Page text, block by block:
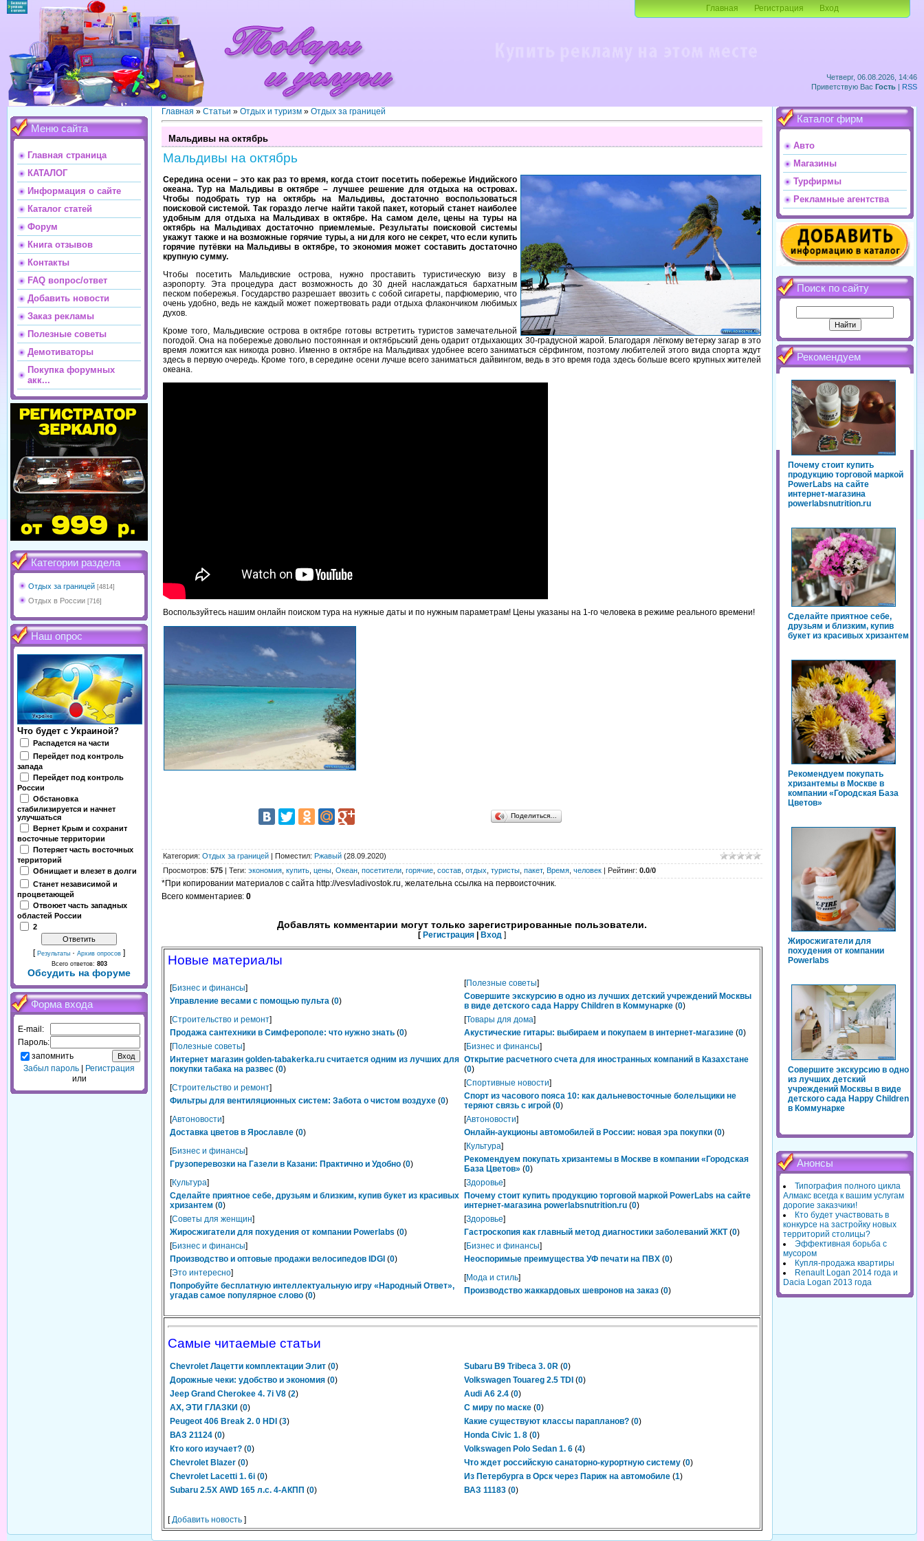
Четверг, 06.08.2026, 14:46
Приветствую Вас Гость | RSS
Главная Регистрация Вход
Меню сайта
Главная страница
КАТАЛОГ
Информация о сайте
Каталог статей
Форум
Книга отзывов
Контакты
FAQ вопрос/ответ
Добавить новости
Заказ рекламы
Полезные советы
Демотиваторы
Покупка форумных
акк...
Категории раздела
Отдых за границей [4814]
Отдых в России [716]
Наш опрос
Что будет с Украиной?
Распадется на части
Перейдет под контроль
запада
Перейдет под контроль
России
Обстановка
стабилизируется и начнет
улучшаться
Вернет Крым и сохранит
восточные территории
Потеряет часть восточных
территорий
Обнищает и влезет в долги
Станет независимой и
процветающей
Отвоюет часть западных
областей России
2
[ Результаты · Архив опросов ]
Всего ответов: 803
Обсудить на форуме
Форма входа
E-mail:
Пароль:
запомнить
Забыл пароль
Регистрация
или
Главная » Статьи » Отдых и туризм » Отдых за границей
Мальдивы на октябрь
Мальдивы на октябрь
Середина осени – это как раз то время, когда стоит посетить побережье Индийского
океана. Тур на Мальдивы в октябре – лучшее решение для отдыха на островах.
Чтобы подобрать тур на октябрь на Мальдивы, достаточно воспользоваться
поисковой системой. Так гораздо легче найти такой пакет, который станет наиболее
удобным для отдыха на Мальдивах в октябре. На самом деле, цены на туры на
октябрь на Мальдивах достаточно приемлемые. Результаты поисковой системы
укажут также и на возможные горячие туры, а ни для кого не секрет, что если купить
горячие путёвки на Мальдивы в октябре, то экономия может составить достаточно
крупную сумму.
Чтобы посетить Мальдивские острова, нужно проставить туристическую визу в
аэропорту. Эта процедура даст возможность до 30 дней наслаждаться бархатным
песком побережья. Государство разрешает ввозить с собой сигареты, парфюмерию, что
очень удобно, ведь не каждый может пожертвовать ради отдыха флакончиком любимых
духов.
Кроме того, Мальдивские острова в октябре готовы встретить туристов замечательной
погодой. Она на побережье довольно постоянная и октябрьский день одарит отдыхающих 30-градусной жарой. Благодаря лёгкому ветерку загар в это
время ложится как никогда ровно. Именно в октябре на Мальдивах удобнее всего заниматься сёрфингом, поэтому любителей этого вида спорта ждут
здесь в первую очередь. Кроме того, в середине осени лучше всего заниматься дайвингом, ведь в это время года здесь больше всего крупных жителей
океана.
Воспользуйтесь нашим онлайн поиском тура на нужные даты и по нужным параметрам! Цены указаны на 1-го человека в режиме реального времени!
Поделиться…
Категория: Отдых за границей | Поместил: Ржавый (28.09.2020)
Просмотров: 575 | Теги: экономия купить цены Океан посетители горячие состав отдых туристы пакет, Время человек | Рейтинг: 0.0/0
*При копировании материалов с сайта http://vesvladivostok.ru, желательна ссылка на первоисточник.
Всего комментариев: 0
Добавлять комментарии могут только зарегистрированные пользователи.
[ Регистрация Вход ]
Новые материалы
[Бизнес и финансы]
Управление весами с помощью пульта (0)
[Полезные советы]
Совершите экскурсию в одно из лучших детский учреждений Москвы
в виде детского сада Happy Children в Коммунарке (0)
[Строительство и ремонт]
Продажа сантехники в Симферополе: что нужно знать (0)
[Товары для дома]
Акустические гитары: выбираем и покупаем в интернет-магазине (0)
[Полезные советы]
Интернет магазин golden-tabakerka.ru считается одним из лучших для
покупки табака на развес (0)
[Бизнес и финансы]
Открытие расчетного счета для иностранных компаний в Казахстане
(0)
[Строительство и ремонт]
Фильтры для вентиляционных систем: Забота о чистом воздухе (0)
[Спортивные новости]
Спорт из часового пояса 10: как дальневосточные болельщики не
теряют связь с игрой (0)
[Автоновости]
Доставка цветов в Ярославле (0)
[Автоновости]
Онлайн-аукционы автомобилей в России: новая эра покупки (0)
[Бизнес и финансы]
Грузоперевозки на Газели в Казани: Практично и Удобно (0)
[Культура]
Рекомендуем покупать хризантемы в Москве в компании «Городская
База Цветов» (0)
[Культура]
Сделайте приятное себе, друзьям и близким, купив букет из красивых
хризантем (0)
[Здоровье]
Почему стоит купить продукцию торговой маркой PowerLabs на сайте
интернет-магазина powerlabsnutrition.ru (0)
[Советы для женщин]
Жиросжигатели для похудения от компании Powerlabs (0)
[Здоровье]
Гастроскопия как главный метод диагностики заболеваний ЖКТ (0)
[Бизнес и финансы]
Производство и оптовые продажи велосипедов IDGI (0)
[Бизнес и финансы]
Неоспоримые преимущества УФ печати на ПВХ (0)
[Это интересно]
Попробуйте бесплатную интеллектуальную игру «Народный Ответ»,
угадав самое популярное слово (0)
[Мода и стиль]
Производство жаккардовых шевронов на заказ (0)
Самые читаемые статьи
Chevrolet Лацетти комплектации Элит (0) Subaru B9 Tribeca 3. 0R (0)
Дорожные чеки: удобство и экономия (0) Volkswagen Touareg 2.5 TDI (0)
Jeep Grand Cherokee 4. 7i V8 (2) Audi A6 2.4 (0)
АХ, ЭТИ ГЛАЗКИ (0) С миру по маске (0)
Peugeot 406 Break 2. 0 HDI (3) Какие существуют классы парапланов? (0)
ВАЗ 21124 (0) Honda Civic 1. 8 (0)
Кто кого изучает? (0) Volkswagen Polo Sedan 1. 6 (4)
Chevrolet Blazer (0) Что ждет российскую санаторно-курортную систему (0)
Chevrolet Lacetti 1. 6i (0) Из Петербурга в Орск через Париж на автомобиле (1)
Subaru 2.5Х AWD 165 л.с. 4-АКПП (0) ВАЗ 11183 (0)
[Добавить новость ]
Каталог фирм
Авто
Магазины
Турфирмы
Рекламные агентства
Поиск по сайту
Рекомендуем
Почему стоит купить
продукцию торговой маркой
PowerLabs на сайте
интернет-магазина
powerlabsnutrition.ru
Сделайте приятное себе,
друзьям и близким, купив
букет из красивых хризантем
Рекомендуем покупать
хризантемы в Москве в
компании «Городская База
Цветов»
Жиросжигатели для
похудения от компании
Powerlabs
Совершите экскурсию в одно
из лучших детский
учреждений Москвы в виде
детского сада Happy Children
в Коммунарке
Анонсы
Типография полного цикла
Алмакс всегда к вашим услугам
дорогие заказчики!
Кто будет участвовать в
конкурсе на застройку новых
территорий столицы?
Эффективная борьба с
мусором
Купля-продажа квартиры
Renault Logan 2014 года и
Dacia Logan 2013 года